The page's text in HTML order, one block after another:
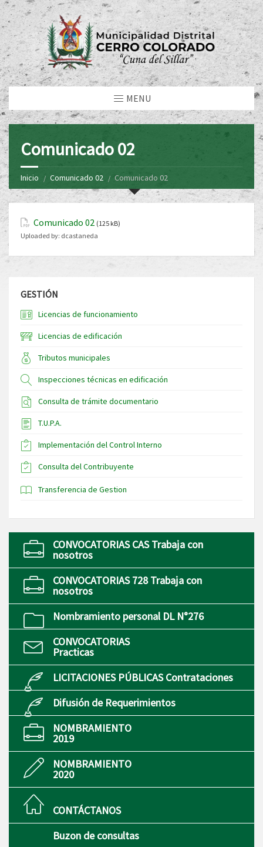
MENU
Comunicado 02
Inicio Comunicado 02 Comunicado 02
Comunicado 02 (125 kB)
Uploaded by: dcastaneda
GESTIÓN
Licencias de funcionamiento
Licencias de edificación
Tributos municipales
Inspecciones técnicas en edificación
Consulta de trámite documentario
T.U.P.A.
Implementación del Control Interno
Consulta del Contribuyente
Transferencia de Gestion
CONVOCATORIAS CAS Trabaja con
nosotros
CONVOCATORIAS 728 Trabaja con
nosotros
Nombramiento personal DL N°276
CONVOCATORIAS
Practicas
LICITACIONES PÚBLICAS Contrataciones
Difusión de Requerimientos
NOMBRAMIENTO
2019
NOMBRAMIENTO
2020
CONTÁCTANOS
Buzon de consultas